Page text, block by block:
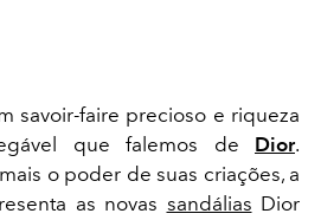
savoir-faire precioso e riqueza
que falemos de Dior.
o poder de suas criações, a
as novas sandálias Dior